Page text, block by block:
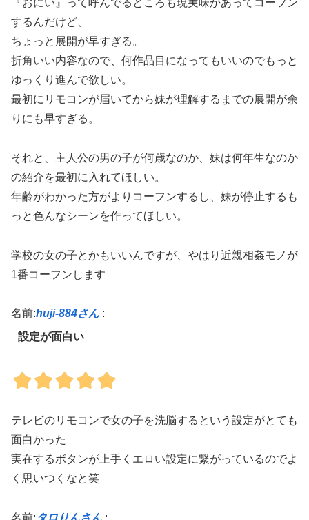
『おにい』って呼んでるところも現実味があってコーフン
するんだけど、
ちょっと展開が早すぎる。
折角いい内容なので、何作品目になってもいいのでもっと
ゆっくり進んで欲しい。
最初にリモコンが届いてから妹が理解するまでの展開が余
りにも早すぎる。
それと、主人公の男の子が何歳なのか、妹は何年生なのか
の紹介を最初に入れてほしい。
年齢がわかった方がよりコーフンするし、妹が停止するも
っと色んなシーンを作ってほしい。
学校の女の子とかもいいんですが、やはり近親相姦モノが
1番コーフンします
名前:huji-884さん :
設定が面白い
テレビのリモコンで女の子を洗脳するという設定がとても
面白かった
実在するボタンが上手くエロい設定に繋がっているのでよ
く思いつくなと笑
名前: タロりんさん :